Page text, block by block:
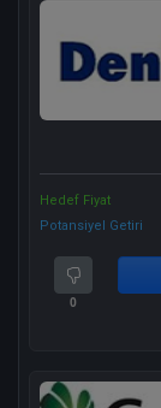
Hedef Fiyat
Potansiyel Getiri
0